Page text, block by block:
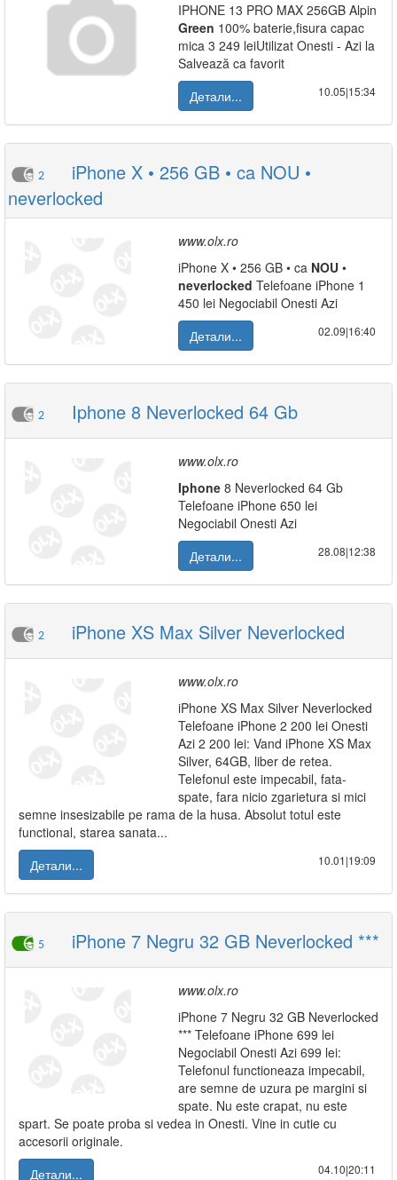
IPHONE 13 PRO MAX 256GB Alpin
Green 100% baterie,fisura capac
mica 3 249 leiUtilizat Onesti - Azi la
Salvează ca favorit
Детали...
10.05|15:34
2
iPhone X • 256 GB • ca NOU •
neverlocked
www.olx.ro
iPhone X • 256 GB • ca NOU •
neverlocked Telefoane iPhone 1
450 lei Negociabil Onesti Azi
Детали...
02.09|16:40
2 Iphone 8 Neverlocked 64 Gb
www.olx.ro
Iphone 8 Neverlocked 64 Gb
Telefoane iPhone 650 lei
Negociabil Onesti Azi
Детали...
28.08|12:38
2 iPhone XS Max Silver Neverlocked
www.olx.ro
iPhone XS Max Silver Neverlocked
Telefoane iPhone 2 200 lei Onesti
Azi 2 200 lei: Vand iPhone XS Max
Silver, 64GB, liber de retea.
Telefonul este impecabil, fata-
spate, fara nicio zgarietura si mici
semne insesizabile pe rama de la husa. Absolut totul este
functional, starea sanata...
Детали...
10.01|19:09
5 iPhone 7 Negru 32 GB Neverlocked ***
www.olx.ro
iPhone 7 Negru 32 GB Neverlocked
*** Telefoane iPhone 699 lei
Negociabil Onesti Azi 699 lei:
Telefonul functioneaza impecabil,
are semne de uzura pe margini si
spate. Nu este crapat, nu este
spart. Se poate proba si vedea in Onesti. Vine in cutie cu
accesorii originale.
Детали...
04.10|20:11